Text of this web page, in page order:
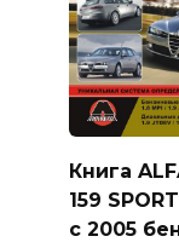
Книга
159
с 2005